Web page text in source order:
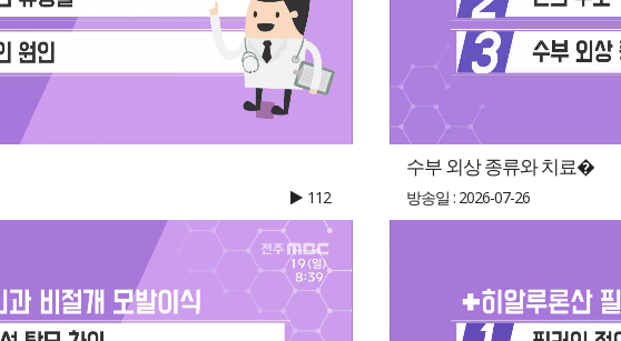
112
수부 외상 종류와 치료�
방송일 : 2026-07-26